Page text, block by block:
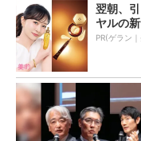
翌朝、
ヤルの
PR(ゲラン